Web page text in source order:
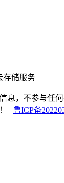
存储服务
息，不参与任
鲁ICP备